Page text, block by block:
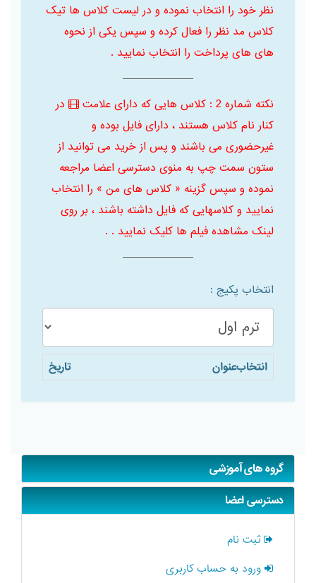
نظر خود را انتخاب نموده و در لیست کلاس ها تیک
کلاس مد نظر را فعال کرده و سپس یکی از نحوه
های های پرداخت را انتخاب نمایید .
نکته شماره 2 : کلاس هایی که دارای علامت
در
کنار نام کلاس هستند ، دارای فایل بوده و
غیرحضوری می باشند و پس از خرید می توانید از
ستون سمت چپ به منوی دسترسی اعضا مراجعه
نموده و سپس گزینه « کلاس های من » را انتخاب
نمایید و کلاسهایی که فایل داشته باشند ، بر روی
لینک مشاهده فیلم ها کلیک نمایید . .
انتخاب پکیج :
انتخابعنوان تاریخ
گروه های آموزشی
دسترسی اعضا
ثبت نام
ورود به حساب کاربری